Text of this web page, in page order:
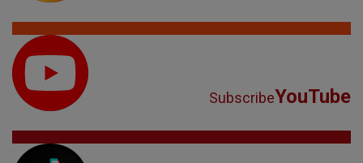
SubscribeYouTube